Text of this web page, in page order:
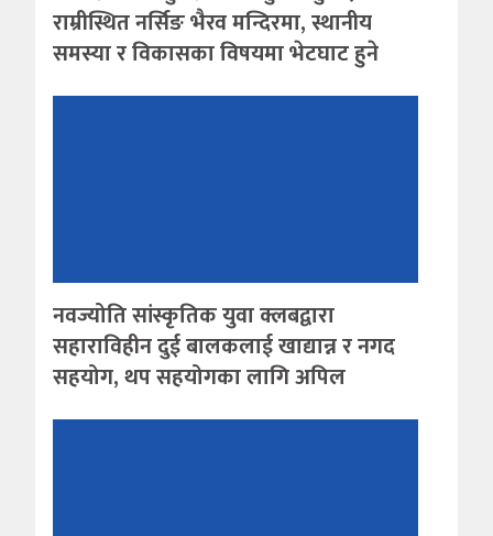
राम्रीस्थित नर्सिङ भैरव मन्दिरमा, स्थानीय
समस्या र विकासका विषयमा भेटघाट हुने
नवज्योति सांस्कृतिक युवा क्लबद्वारा
सहाराविहीन दुई बालकलाई खाद्यान्न र नगद
सहयोग, थप सहयोगका लागि अपिल